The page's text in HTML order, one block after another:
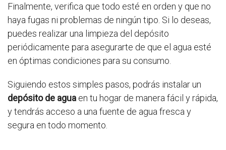
Finalmente, verifica que todo esté en orden y que no
haya fugas ni problemas de ningún tipo. Si lo deseas,
puedes realizar una limpieza del depósito
periódicamente para asegurarte de que el agua esté
en óptimas condiciones para su consumo.
Siguiendo estos simples pasos, podrás instalar un
depósito de agua en tu hogar de manera fácil y rápida,
y tendrás acceso a una fuente de agua fresca y
segura en todo momento.